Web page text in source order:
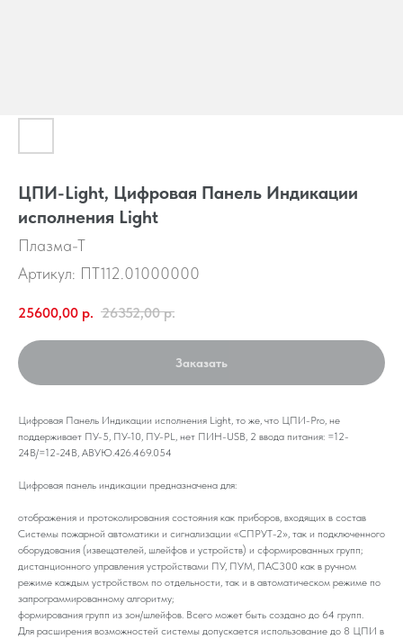
ЦПИ-Light, Цифровая Панель Индикации
исполнения Light
Плазма-Т
Артикул: ПТ112.01000000
25600,00 р. 26352,00 р.
Заказать
Цифровая Панель Индикации исполнения Light, то же, что ЦПИ-Pro, не
поддерживает ПУ-5, ПУ-10, ПУ-PL, нет ПИН-USB, 2 ввода питания: =12-
24В/=12-24В, АВУЮ.426.469.054
Цифровая панель индикации предназначена для:
отображения и протоколирования состояния как приборов, входящих в состав
Системы пожарной автоматики и сигнализации «СПРУТ-2», так и подключенного
оборудования (извещателей, шлейфов и устройств) и сформированных групп;
дистанционного управления устройствами ПУ, ПУМ, ПАС300 как в ручном
режиме каждым устройством по отдельности, так и в автоматическом режиме по
запрограммированному алгоритму;
формирования групп из зон/шлейфов. Всего может быть создано до 64 групп.
Для расширения возможностей системы допускается использование до 8 ЦПИ в